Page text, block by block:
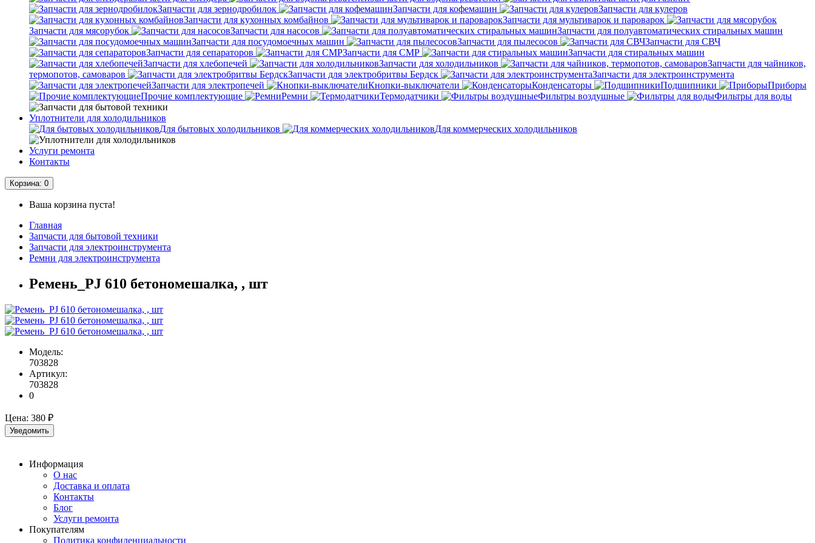
Запчасти для зернодробилок
Запчасти для кофемашин
Запчасти для кулеров
Запчасти для кухонных комбайнов
Запчасти для мультиварок и пароварок
Запчасти для мясорубок
Запчасти для насосов
Запчасти для полуавтоматических стиральных машин
Запчасти для посудомоечных машин
Запчасти для пылесосов
Запчасти для СВЧ
Запчасти для сепараторов
Запчасти для СМР
Запчасти для стиральных машин
Запчасти для хлебопечей
Запчасти для холодильников
Запчасти для чайников,
термопотов, самоваров
Запчасти для электробритвы Бердск
Запчасти для электроинструмента
Запчасти для электропечей
Кнопки-выключатели Конденсаторы Подшипники
Приборы
Прочие комплектующие
Ремни Термодатчики Фильтры воздушные Фильтры для воды
Уплотнители для холодильников
Для бытовых холодильников
Для коммерческих холодильников
Услуги ремонта
Контакты
Корзина: 0
Ваша корзина пуста!
Главная
Запчасти для бытовой техники
Запчасти для электроинструмента
Ремни для электроинструмента
Ремень_PJ 610 бетономешалка, , шт
Модель:
703828
Артикул:
703828
0
Цена: 380 ₽
Уведомить
Информация
О нас
Доставка и оплата
Контакты
Блог
Услуги ремонта
Покупателям
Политика конфиденциальности